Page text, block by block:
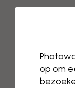
op om